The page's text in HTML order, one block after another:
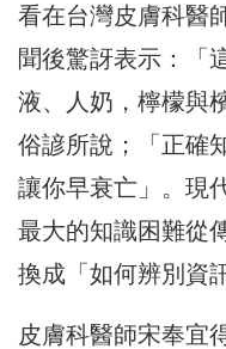
看在台灣皮膚科醫
聞後驚訝表示：「
液、人奶，檸檬與
俗諺所說；「正確
讓你早衰亡」。現
最大的知識困難從
換成「如何辨別資
皮膚科醫師宋奉宜